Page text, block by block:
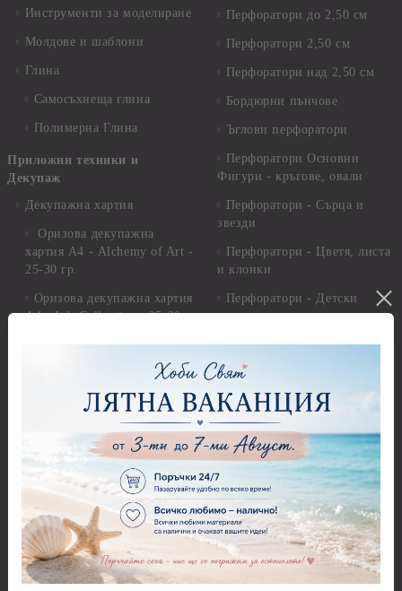
Инструменти за моделиране
Молдове и шаблони
Глина
Самосъхнеща глина
Полимерна Глина
Приложни техники и
Декупаж
Декупажна хартия
Оризова декупажна
хартия А4 - Alchemy of Art -
25-30 гр.
Оризова декупажна хартия
А4 - Itd. Collection - 25-30
Фина оризова декупажна
хартия Stamperia - 21 х
29.см. - 28гр.
Декупажна хартия - Други
Антични пасти
Вакс пасти
Грунд, Основи, Релефни
пасти
Варак, Шлак метал, Фолио,
Пантна
Перфоратори до 2,50 см
Перфоратори 2,50 см
Перфоратори над 2,50 см
Бордюрни пънчове
Ъглови перфоратори
Перфоратори Основни
Фигури - кръгове, овали
Перфоратори - Сърца и
звезди
Перфоратори - Цветя, листа
и клонки
Перфоратори - Детски
Зимни
Рисуване
Грунд и почистващи
разтвори
Платна за рисуване
Стативи и поставки
Четки и инструменти
Моливи, акварелни
комплекти